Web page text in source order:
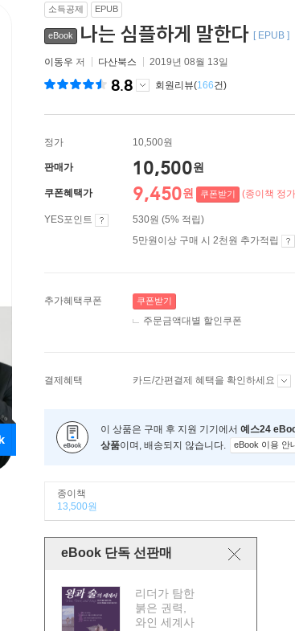
소득공제 EPUB
eBook 나는 심플하게 말한다 [ EPUB ]
이동우 저 다산북스 2019년 08월 13일
8.8 회원리뷰(166건)
정가 10,500원
판매가 10,500원
쿠폰혜택가 9,450원 쿠폰받기 (종이책 정
YES포인트
530원 (5% 적립)
5만원이상 구매 시 2천원 추가적립
추가혜택쿠폰 쿠폰받기
주문금액대별 할인쿠폰
결제혜택 카드/간편결제 혜택을 확인하세요
이 상품은 구매 후 지원 기기에서 예스24
상품이며, 배송되지 않습니다. eBook 이용 안
종이책
13,500원
eBook 단독 선판매
리더가 탐한
붉은 권력,
와인 세계사